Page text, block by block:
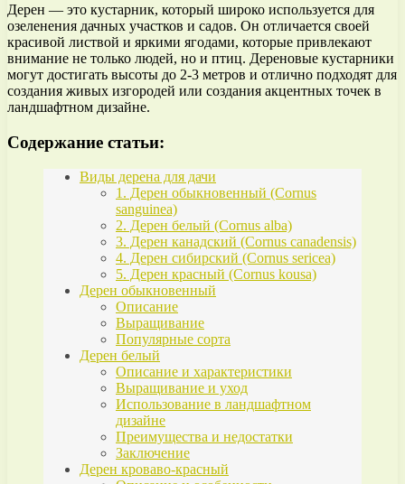
Дерен — это кустарник, который широко используется для
озеленения дачных участков и садов. Он отличается своей
красивой листвой и яркими ягодами, которые привлекают
внимание не только людей, но и птиц. Дереновые кустарники
могут достигать высоты до 2-3 метров и отлично подходят для
создания живых изгородей или создания акцентных точек в
ландшафтном дизайне.
Содержание статьи:
Виды дерена для дачи
1. Дерен обыкновенный (Cornus
sanguinea)
2. Дерен белый (Cornus alba)
3. Дерен канадский (Cornus canadensis)
4. Дерен сибирский (Cornus sericea)
5. Дерен красный (Cornus kousa)
Дерен обыкновенный
Описание
Выращивание
Популярные сорта
Дерен белый
Описание и характеристики
Выращивание и уход
Использование в ландшафтном
дизайне
Преимущества и недостатки
Заключение
Дерен кроваво-красный